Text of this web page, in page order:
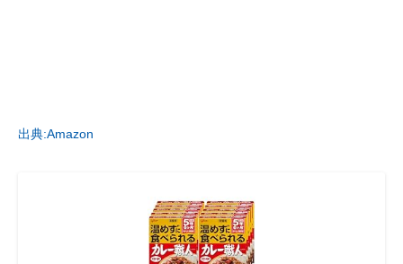
出典:Amazon